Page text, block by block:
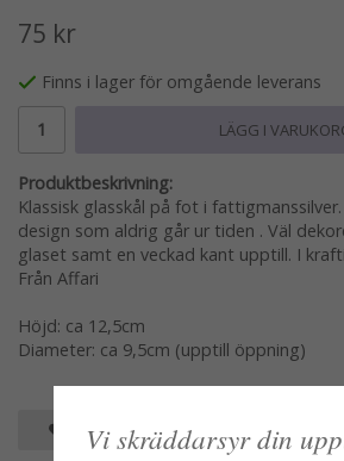
75 kr
Finns i lager för omgående leverans
LÄGG I
Produktbeskrivning:
Klassisk glasskål på fot i
design som aldrig går ur tiden . Väl
glaset samt en veckad kant upptill. I
Från Affari
Höjd: ca 12,5cm
Diameter: ca 9,5cm (upptill öppning)
SPARA SOM FAVORIT
Vi skräddarsyr din